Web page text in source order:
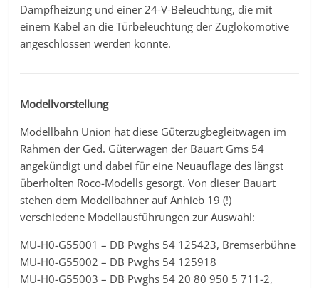
Dampfheizung und einer 24-V-Beleuchtung, die mit
einem Kabel an die Türbeleuchtung der Zuglokomotive
angeschlossen werden konnte.
Modellvorstellung
Modellbahn Union hat diese Güterzugbegleitwagen im
Rahmen der Ged. Güterwagen der Bauart Gms 54
angekündigt und dabei für eine Neuauflage des längst
überholten Roco-Modells gesorgt. Von dieser Bauart
stehen dem Modellbahner auf Anhieb 19 (!)
verschiedene Modellausführungen zur Auswahl:
MU-H0-G55001 – DB Pwghs 54 125423, Bremserbühne
MU-H0-G55002 – DB Pwghs 54 125918
MU-H0-G55003 – DB Pwghs 54 20 80 950 5 711-2,